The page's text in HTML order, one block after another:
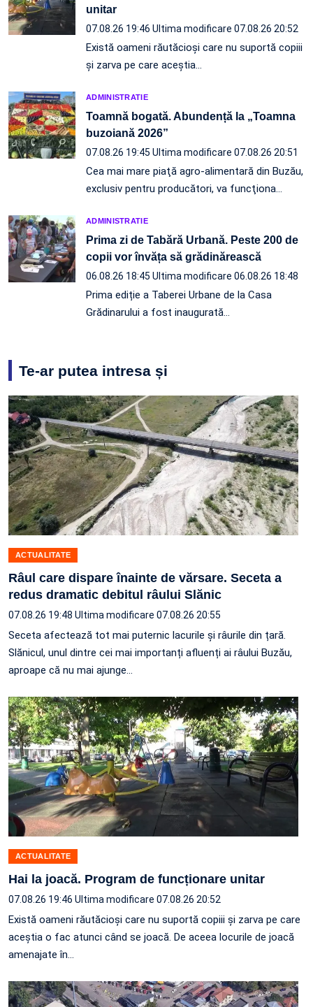
unitar
07.08.26 19:46 Ultima modificare 07.08.26 20:52
Există oameni răutăcioși care nu suportă copiii
și zarva pe care aceștia…
ADMINISTRATIE
Toamnă bogată. Abundență la „Toamna
buzoiană 2026”
07.08.26 19:45 Ultima modificare 07.08.26 20:51
Cea mai mare piaţă agro-alimentară din Buzău,
exclusiv pentru producători, va funcţiona…
ADMINISTRATIE
Prima zi de Tabără Urbană. Peste 200 de
copii vor învăța să grădinărească
06.08.26 18:45 Ultima modificare 06.08.26 18:48
Prima ediție a Taberei Urbane de la Casa
Grădinarului a fost inaugurată…
Te-ar putea intresa și
ACTUALITATE
Râul care dispare înainte de vărsare. Seceta a
redus dramatic debitul râului Slănic
07.08.26 19:48 Ultima modificare 07.08.26 20:55
Seceta afectează tot mai puternic lacurile și râurile din țară.
Slănicul, unul dintre cei mai importanți afluenți ai râului Buzău,
aproape că nu mai ajunge…
ACTUALITATE
Hai la joacă. Program de funcționare unitar
07.08.26 19:46 Ultima modificare 07.08.26 20:52
Există oameni răutăcioși care nu suportă copiii și zarva pe care
aceștia o fac atunci când se joacă. De aceea locurile de joacă
amenajate în…